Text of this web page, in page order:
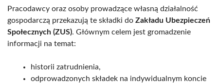
Pracodawcy oraz osoby prowadzące własną działalność
gospodarczą przekazują te składki do Zakładu Ubezpieczeń
Społecznych (ZUS). Głównym celem jest gromadzenie
informacji na temat:
historii zatrudnienia,
odprowadzonych składek na indywidualnym koncie